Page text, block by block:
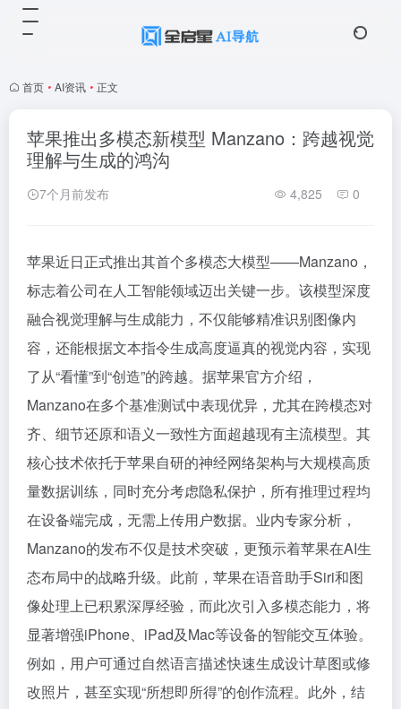
首页 • AI资讯 • 正文
苹果推出多模态新模型 Manzano：跨越视觉
理解与生成的鸿沟
7个月前发布 4,825 0
苹果近日正式推出其首个多模态大模型——Manzano，
标志着公司在人工智能领域迈出关键一步。该模型深度
融合视觉理解与生成能力，不仅能够精准识别图像内
容，还能根据文本指令生成高度逼真的视觉内容，实现
了从“看懂”到“创造”的跨越。据苹果官方介绍，
Manzano在多个基准测试中表现优异，尤其在跨模态对
齐、细节还原和语义一致性方面超越现有主流模型。其
核心技术依托于苹果自研的神经网络架构与大规模高质
量数据训练，同时充分考虑隐私保护，所有推理过程均
在设备端完成，无需上传用户数据。业内专家分析，
Manzano的发布不仅是技术突破，更预示着苹果在AI生
态布局中的战略升级。此前，苹果在语音助手Siri和图
像处理上已积累深厚经验，而此次引入多模态能力，将
显著增强iPhone、iPad及Mac等设备的智能交互体验。
例如，用户可通过自然语言描述快速生成设计草图或修
改照片，甚至实现“所想即所得”的创作流程。此外，结